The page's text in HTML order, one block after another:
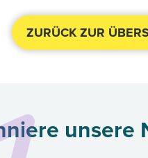
ZURÜCK ZUR
unsere